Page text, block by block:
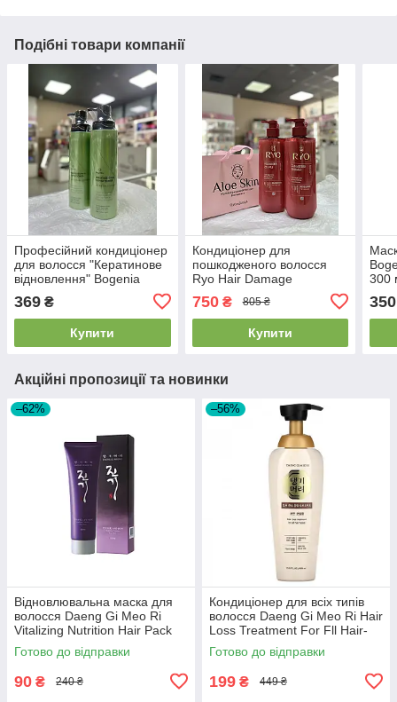
Подібні товари компанії
Професійний кондиціонер
для волосся "Кератинове
відновлення" Bogenia
Keratin Recovery 400ml
369 ₴
Купити
Кондиціонер для
пошкодженого волосся
Ryo Hair Damage
Conditioner 592мл
750₴ 805 ₴
Купити
300
350
Акційні пропозиції та новинки
–62%
Відновлювальна маска для
волосся Daeng Gi Meo Ri
Vitalizing Nutrition Hair Pack
120ml EXP28/08/26
Готово до відправки
90 ₴ 240 ₴
–56%
Кондиціонер для всіх типів
волосся Daeng Gi Meo Ri Hair
Loss Treatment For Fll Hair-
Types 400ml
Готово до відправки
199 ₴ 449 ₴